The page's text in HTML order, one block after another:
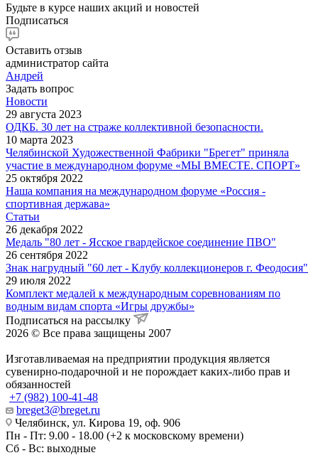
Будьте в курсе наших акций и новостей
Подписаться
Оставить отзыв
администратор сайта
Андрей
Задать вопрос
Новости
29 августа 2023
ОДКБ. 30 лет на страже коллективной безопасности.
10 марта 2023
Челябинской Художественной Фабрики "Брегет" приняла
участие в международном форуме «МЫ ВМЕСТЕ. СПОРТ»
25 октября 2022
Наша компания на международном форуме «Россия -
спортивная держава»
Статьи
26 декабря 2022
Медаль "80 лет - Ясское гвардейское соединение ПВО"
26 сентября 2022
Знак нагрудный "60 лет - Клубу коллекционеров г. Феодосия"
29 июля 2022
Комплект медалей к международным соревнованиям по
водным видам спорта «Игры дружбы»
Подписаться на рассылку
2026 © Все права защищены 2007
Изготавливаемая на предприятии продукция является
сувенирно-подарочной и не порождает каких-либо прав и
обязанностей
+7 (982) 100-41-48
breget3@breget.ru
Челябинск, ул. Кирова 19, оф. 906
Пн - Пт: 9.00 - 18.00 (+2 к московскому времени)
Сб - Вс: выходные